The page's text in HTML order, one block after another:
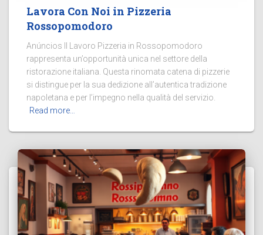
Lavora Con Noi in Pizzeria
Rossopomodoro
Anúncios Il Lavoro Pizzeria in Rossopomodoro
rappresenta un’opportunità unica nel settore della
ristorazione italiana. Questa rinomata catena di pizzerie
si distingue per la sua dedizione all’autentica tradizione
napoletana e per l’impegno nella qualità del servizio.
Read more…